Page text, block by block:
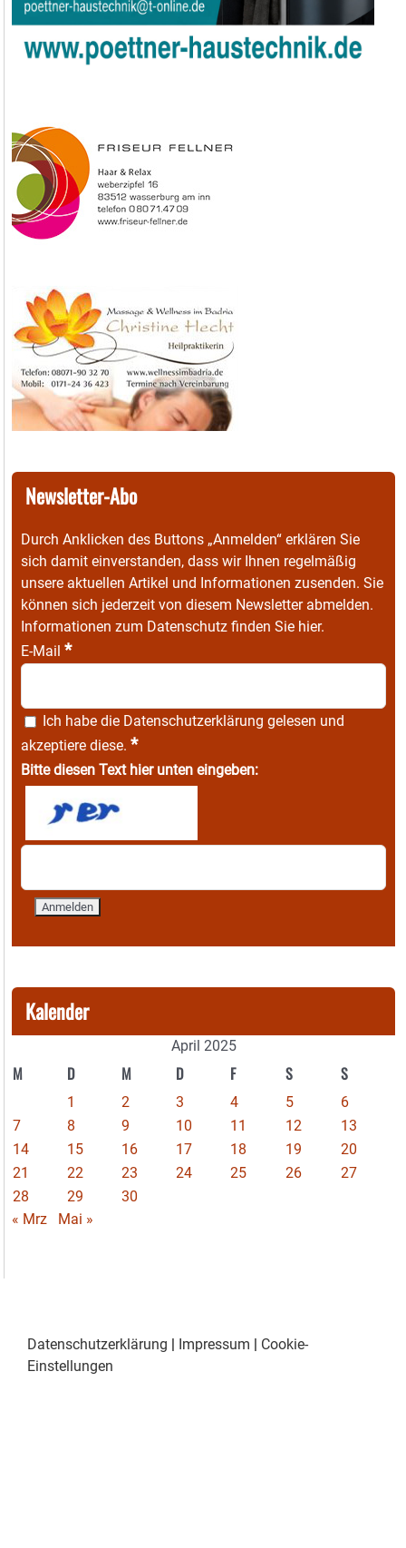
Newsletter-Abo
Durch Anklicken des Buttons „Anmelden“ erklären Sie
sich damit einverstanden, dass wir Ihnen regelmäßig
unsere aktuellen Artikel und Informationen zusenden. Sie
können sich jederzeit von diesem Newsletter abmelden.
Informationen zum Datenschutz finden Sie hier.
E-Mail *
Ich habe die Datenschutzerklärung gelesen und
akzeptiere diese. *
Bitte diesen Text hier unten eingeben:
Kalender
April 2025
M D M D F S S
1 2 3 4 5
6
7
8 9 10 11 12
13
14
15 16 17 18 19
20
21
22 23 24 25 26
27
28
29
30
« Mrz
Mai »
Datenschutzerklärung | Impressum | Cookie-
Einstellungen